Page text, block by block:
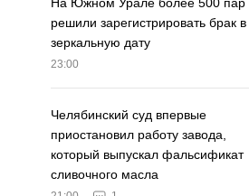
На Южном Урале более 500 пар
решили зарегистрировать брак в
зеркальную дату
23:00
Челябинский суд впервые
приостановил работу завода,
который выпускал фальсификат
сливочного масла